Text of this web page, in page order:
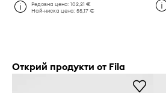
Редовна цена:102,21 €
Най-ниска цена:55,17 €
Открий продукти от Fila